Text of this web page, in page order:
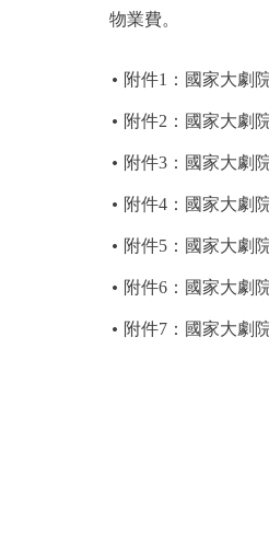
物業費。
附件1：國家大劇
附件2：國家大劇
附件3：國家大劇
附件4：國家大劇
附件5：國家大劇
附件6：國家大劇
附件7：國家大劇